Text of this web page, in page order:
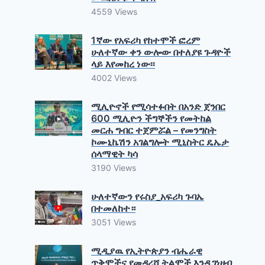
4559 Views
1ኛው የአፍሪካ የከተሞች ፎረም
ሁለተኛው ቀን ውሎው በተለያዩ ጉዳዮች
ላይ እየመከረ ነው፡፡
4002 Views
ሚሊዮኖች የሚሳተፉበት በአንድ ጀንበር
600 ሚሊዮን ችግኞችን የመትከል
መርሐ ግብር ተጀምሯል – የመንግስት
ኮሙኒኬሽን አገልግሎት ሚኒስትር ዴኤታ
ሰላማዊት ካሳ
3190 Views
ሁለተኛውን የሩስያ_አፍሪካ ጉባኤ
በተመለከተ።
3051 Views
ሚዲያዉ የኢትዮጵያን ብሔራዊ
ጥቅሞችና የመዳረሻ ትልሞች እንዲገነዘብ